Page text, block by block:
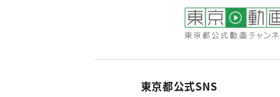
東京都公式SNS